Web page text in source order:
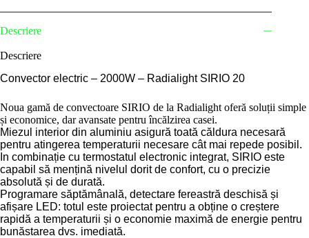
Descriere
Descriere
Convector electric – 2000W – Radialight SIRIO 20
Noua gamă de convectoare SIRIO de la Radialight oferă soluții simple
și economice, dar avansate pentru încălzirea casei.
Miezul interior din aluminiu asigură toată căldura necesară
pentru atingerea temperaturii necesare cât mai repede posibil.
In combinație cu termostatul electronic integrat, SIRIO este
capabil să mențină nivelul dorit de confort, cu o precizie
absolută și de durată.
Programare săptămânală, detectare fereastră deschisă și
afișare LED: totul este proiectat pentru a obține o creștere
rapidă a temperaturii și o economie maximă de energie pentru
bunăstarea dvs. imediată.